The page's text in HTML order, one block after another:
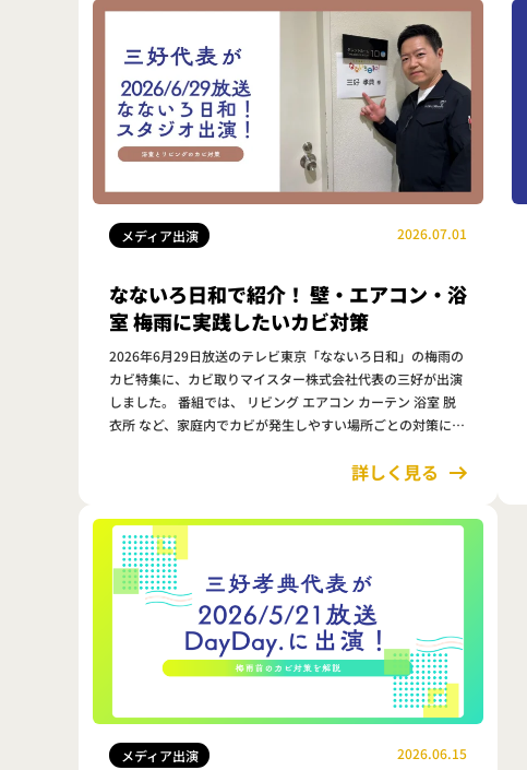
メディア出演 2026.07.01
なないろ日和で紹介！ 壁・エアコン・浴
室 梅雨に実践したいカビ対策
2026年6月29日放送のテレビ東京「なないろ日和」の梅雨の
カビ特集に、カビ取りマイスター株式会社代表の三好が出演
しました。 番組では、 リビング エアコン カーテン 浴室 脱
衣所 など、家庭内でカビが発生しやすい場所ごとの対策につ
詳しく見る
メディア出演 2026.06.15